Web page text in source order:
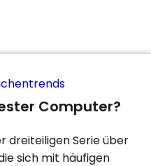
Computer?
dreiteiligen Serie über
sich mit häufigen